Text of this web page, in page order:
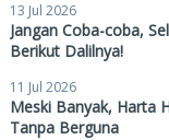
13 Jul 2026
Jangan Coba-coba,
Berikut Dalilnya!
11 Jul 2026
Meski Banyak, Harta
Tanpa Berguna